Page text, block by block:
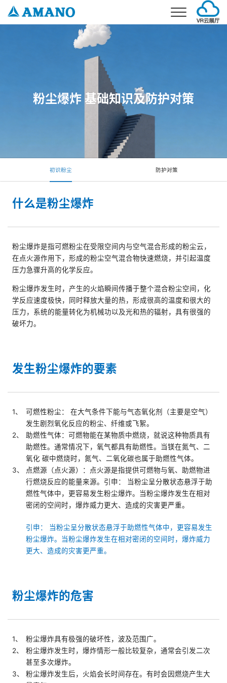
首页
事业介绍
环境事业
停车场事业
考勤事业
产品介绍
环境产品
停车场产品
解决方案
环境解决方案
停车场解决方案
公司概要
公司简介
企业理念
新闻
加入我们
联系我们
邮箱：info@amano.com.cn
粉尘爆炸 基础知识及防护对策
初识粉尘 防护对策
什么是粉尘爆炸
粉尘爆炸是指可燃粉尘在受限空间内与空气混合形成的粉尘云，
在点火源作用下，形成的粉尘空气混合物快速燃烧，并引起温度
压力急骤升高的化学反应。
粉尘爆炸发生时，产生的火焰瞬间传播于整个混合粉尘空间，化
学反应速度极快，同时释放大量的热，形成很高的温度和很大的
压力，系统的能量转化为机械功以及光和热的辐射，具有很强的
破坏力。
发生粉尘爆炸的要素
1、
可燃性粉尘： 在大气条件下能与气态氧化剂（主要是空气）
发生剧烈氧化反应的粉尘、纤维或飞絮。
2、
助燃性气体：可燃物能在某物质中燃烧，就说这种物质具有
助燃性。通常情况下，氧气都具有助燃性。当镁在氮气、二
氧化 碳中燃烧时，氮气、二氧化碳也属于助燃性气体。
3、
点燃源（点火源）：点火源是指提供可燃物与氧、助燃物进
行燃烧反应的能量来源。引申： 当粉尘呈分散状态悬浮于助
燃性气体中，更容易发生粉尘爆炸。当粉尘爆炸发生在相对
密闭的空间时，爆炸威力更大、造成的灾害更严重。
引申： 当粉尘呈分散状态悬浮于助燃性气体中，更容易发生
粉尘爆炸。当粉尘爆炸发生在相对密闭的空间时，爆炸威力
更大、造成的灾害更严重。
粉尘爆炸的危害
1、
粉尘爆炸具有极强的破坏性，波及范围广。
2、
粉尘爆炸发生时，爆炸情形一般比较复杂，通常会引发二次
甚至多次爆炸。
3、
粉尘爆炸发生后，火焰会长时间存在。有时会因燃烧产生大